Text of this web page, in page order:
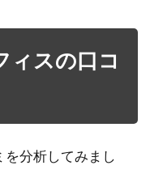
ィスの口コ
分析してみまし